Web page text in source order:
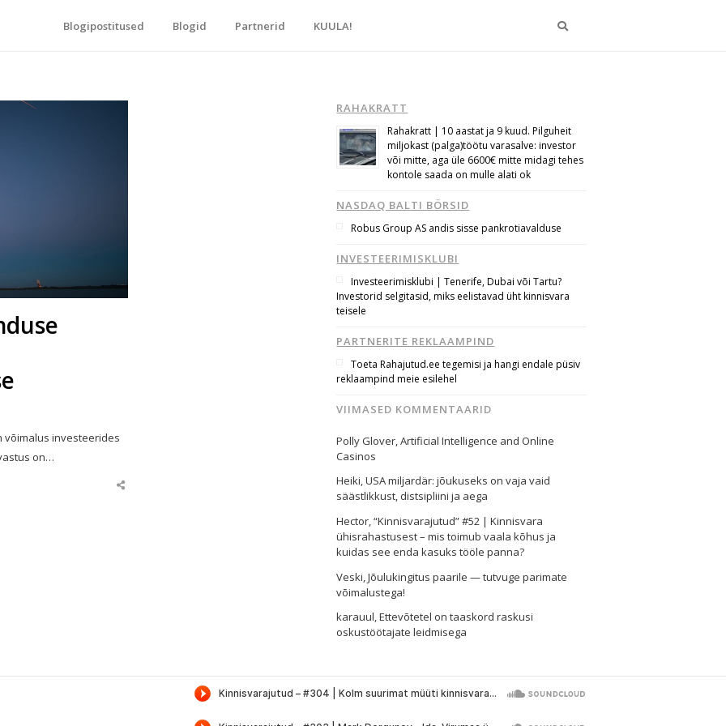
Blogipostitused Blogid Partnerid KUULA!
võimalus investeerides
on…
Share
RAHAKRATT
Rahakratt | 10 aastat ja 9 kuud. Pilguheit
miljokast (palga)töötu varasalve: investor
või mitte, aga üle 6600€ mitte midagi tehes
kontole saada on mulle alati ok
NASDAQ BALTI BÖRSID
Robus Group AS andis sisse pankrotiavalduse
INVESTEERIMISKLUBI
Investeerimisklubi | Tenerife, Dubai või Tartu?
Investorid selgitasid, miks eelistavad üht kinnisvara
teisele
PARTNERITE REKLAAMPIND
Toeta Rahajutud.ee tegemisi ja hangi endale püsiv
reklaampind meie esilehel
VIIMASED KOMMENTAARID
Polly Glover ,Artificial Intelligence and Online
Casinos
Heiki,USA miljardär: jõukuseks on vaja vaid
säästlikkust, distsipliini ja aega
Hector,“Kinnisvarajutud” #52 | Kinnisvara
ühisrahastusest – mis toimub vaala kõhus ja
kuidas see enda kasuks tööle panna?
Veski,Jõulukingitus paarile — tutvuge parimate
võimalustega!
karauul,Ettevõtetel on taaskord raskusi
oskustöötajate leidmisega